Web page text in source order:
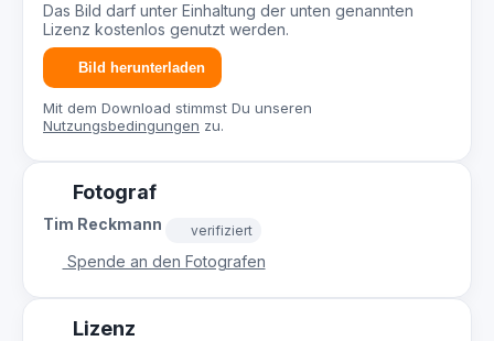
Das Bild darf unter Einhaltung der unten genannten
Lizenz kostenlos genutzt werden.
Bild herunterladen
Mit dem Download stimmst Du unseren
Nutzungsbedingungen zu.
Fotograf
Tim Reckmann verifiziert
Spende an den Fotografen
Lizenz